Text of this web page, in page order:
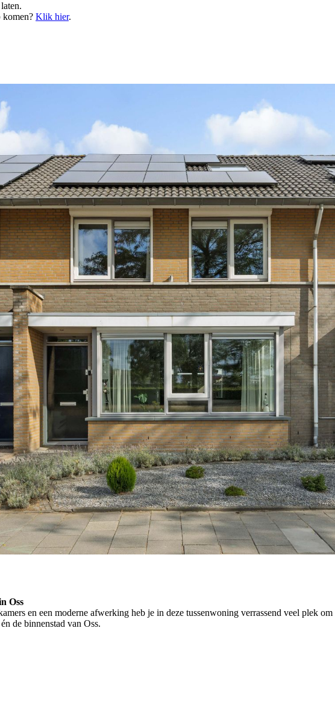
komen? Klik hier.
Oss
en een moderne afwerking heb je in deze tussenwoning verrassend veel plek
de binnenstad van Oss.